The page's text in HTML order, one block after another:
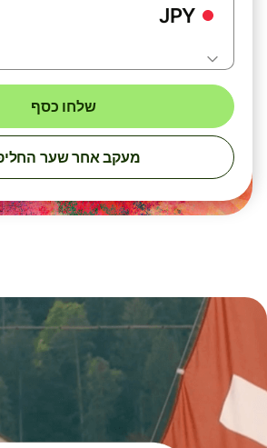
JPY
שלחו כסף
מעקב אחר שער החליפין